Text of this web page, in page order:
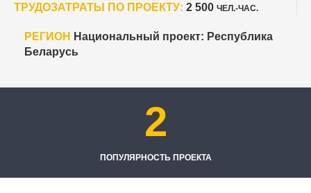
ТРУДОЗАТРАТЫ ПО ПРОЕКТУ: 2 500 ЧЕЛ.-ЧАС.
РЕГИОН Национальный проект: Республика
Беларусь
2
ПОПУЛЯРНОСТЬ ПРОЕКТА